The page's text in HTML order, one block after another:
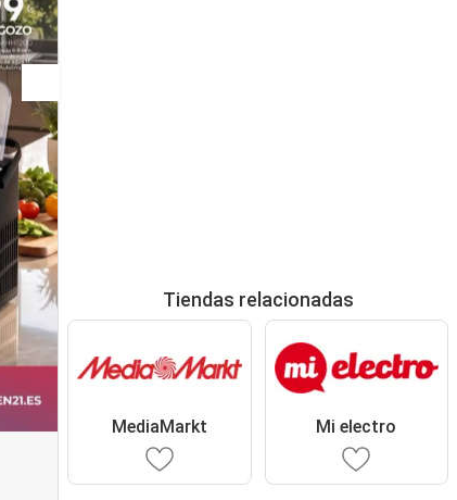
Tiendas relacionadas
MediaMarkt Mi electro